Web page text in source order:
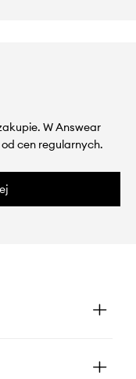
W Answear
cen regularnych.